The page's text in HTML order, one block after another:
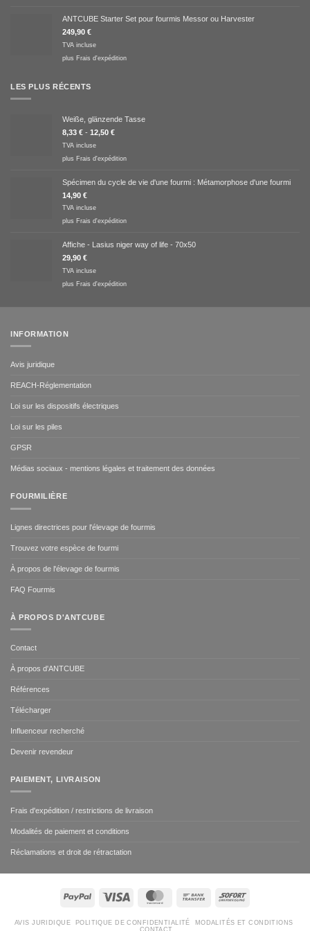
ANTCUBE Starter Set pour fourmis Messor ou Harvester
249,90 €
TVA incluse
plus Frais d'expédition
LES PLUS RÉCENTS
Weiße, glänzende Tasse
8,33 € - 12,50 €
TVA incluse
plus Frais d'expédition
Spécimen du cycle de vie d'une fourmi : Métamorphose d'une fourmi
14,90 €
TVA incluse
plus Frais d'expédition
Affiche - Lasius niger way of life - 70x50
29,90 €
TVA incluse
plus Frais d'expédition
INFORMATION
Avis juridique
REACH-Réglementation
Loi sur les dispositifs électriques
Loi sur les piles
GPSR
Médias sociaux - mentions légales et traitement des données
FOURMILIÈRE
Lignes directrices pour l'élevage de fourmis
Trouvez votre espèce de fourmi
À propos de l'élevage de fourmis
FAQ Fourmis
À PROPOS D'ANTCUBE
Contact
À propos d'ANTCUBE
Références
Télécharger
Influenceur recherché
Devenir revendeur
PAIEMENT, LIVRAISON
Frais d'expédition / restrictions de livraison
Modalités de paiement et conditions
Réclamations et droit de rétractation
PayPal MasterCard
Bank
Sofort
AVIS JURIDIQUE POLITIQUE DE CONFIDENTIALITÉ
MODALITÉS ET CONDITIONS